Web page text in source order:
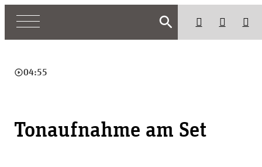
search
play_circle_outline04:55
Tonaufnahme am Set